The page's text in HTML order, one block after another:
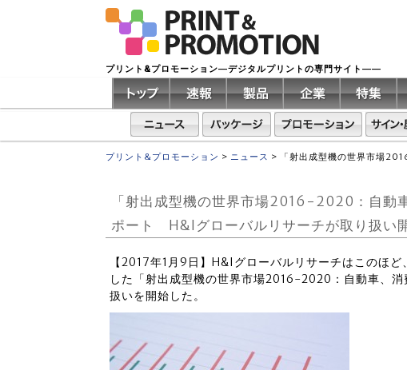
プリント&プロモーション―デジタルプリントの専門サイト――
プリント&プロモーション > ニュース > 「射出成型機の世界市場
「射出成型機の世界市場2016-2020：自動
ポート H&Iグローバルリサーチが取り扱い
【2017年1月9日】H&Iグローバルリサーチはこの
した「射出成型機の世界市場2016-2020：自動車、
扱いを開始した。